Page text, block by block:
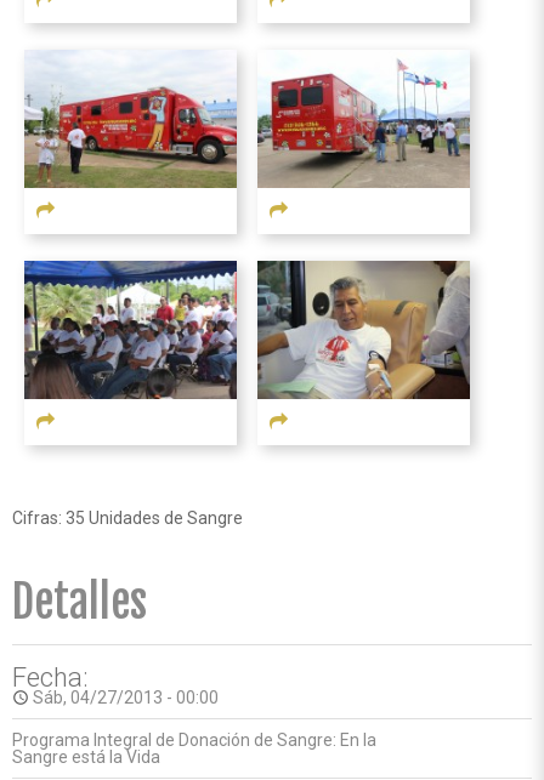
Cifras: 35 Unidades de Sangre
Detalles
Fecha:
access_time Sáb, 04/27/2013 - 00:00
Programa Integral de Donación de Sangre: En la
Sangre está la Vida